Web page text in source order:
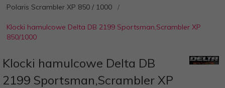
Polaris Scrambler XP 850 / 1000
Klocki hamulcowe Delta DB 2199 Sportsman,Scrambler XP
850/1000
Klocki hamulcowe Delta DB
2199 Sportsman,Scrambler XP